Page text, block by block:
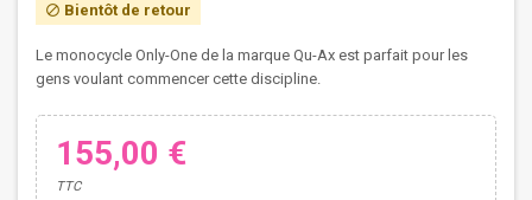
block Bientôt de retour
Le monocycle Only-One de la marque Qu-Ax est parfait pour les
gens voulant commencer cette discipline.
155,00 €
TTC